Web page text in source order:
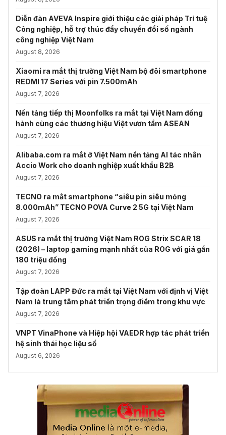
Diễn đàn AVEVA Inspire giới thiệu các giải pháp Trí tuệ
Công nghiệp, hỗ trợ thúc đẩy chuyển đổi số ngành
công nghiệp Việt Nam
August 8, 2026
Xiaomi ra mắt thị trường Việt Nam bộ đôi smartphone
REDMI 17 Series với pin 7.500mAh
August 7, 2026
Nền tảng tiếp thị Moonfolks ra mắt tại Việt Nam đồng
hành cùng các thương hiệu Việt vươn tầm ASEAN
August 7, 2026
Alibaba.com ra mắt ở Việt Nam nền tảng AI tác nhân
Accio Work cho doanh nghiệp xuất khẩu B2B
August 7, 2026
TECNO ra mắt smartphone “siêu pin siêu mỏng
8.000mAh” TECNO POVA Curve 2 5G tại Việt Nam
August 7, 2026
ASUS ra mắt thị trường Việt Nam ROG Strix SCAR 18
(2026) – laptop gaming mạnh nhất của ROG với giá gần
180 triệu đồng
August 7, 2026
Tập đoàn LAPP Đức ra mắt tại Việt Nam với định vị Việt
Nam là trung tâm phát triển trọng điểm trong khu vực
August 7, 2026
VNPT VinaPhone và Hiệp hội VAEDR hợp tác phát triển
hệ sinh thái học liệu số
August 6, 2026